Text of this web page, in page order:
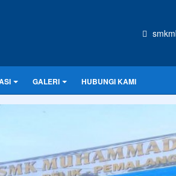
GALERI HUBUNGI KAMI